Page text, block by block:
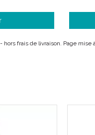
hors frais de livraison. Page